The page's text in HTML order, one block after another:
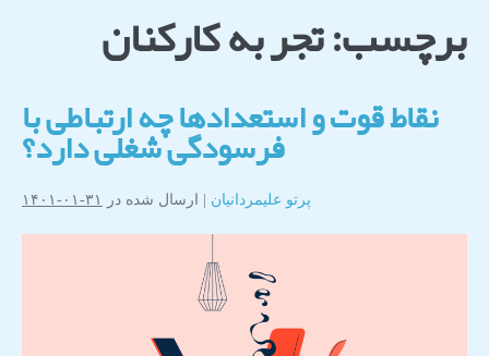
برچسب:تجربه کارکنان
نقاط قوت و استعدادها چه ارتباطی با
فرسودگی شغلی دارد؟
پرتو علیمردانیان| ارسال شده در ۳۱-۰۱-۱۴۰۱